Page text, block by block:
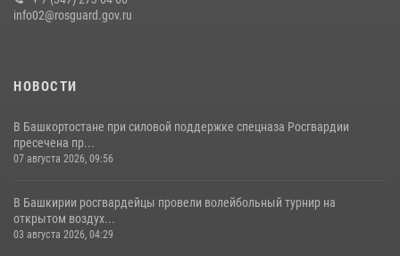
современную и раритетную спецтехнику
info02@rosguard.gov.ru
НОВОСТИ
В Башкортостане при силовой поддержке спецназа Росгвардии
пресечена пр...
07 августа 2026, 09:56
В Башкирии росгвардейцы провели волейбольный турнир на
открытом воздух...
03 августа 2026, 04:29